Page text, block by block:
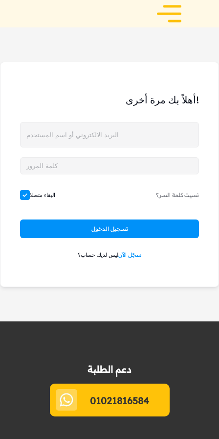
أهلاً بك مرة أخرى!
البقاء متصلا نسيت كلمة السر؟
تسجيل الدخول
ليس لديك حساب؟سجّل الآن
دعم الطلبة
01021816584